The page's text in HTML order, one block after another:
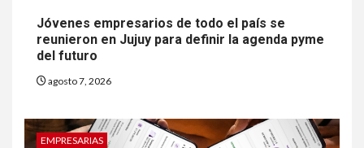
Jóvenes empresarios de todo el país se
reunieron en Jujuy para definir la agenda pyme
del futuro
agosto 7, 2026
EMPRESARIAS